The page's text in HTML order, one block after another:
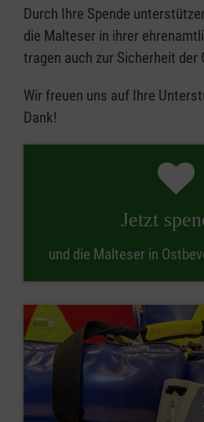
Durch Ihre Spende
die Malteser in ihrer
tragen auch zur Sicherheit der
Wir freuen uns auf Ihre
Dank!
Jetzt
und die Malteser in